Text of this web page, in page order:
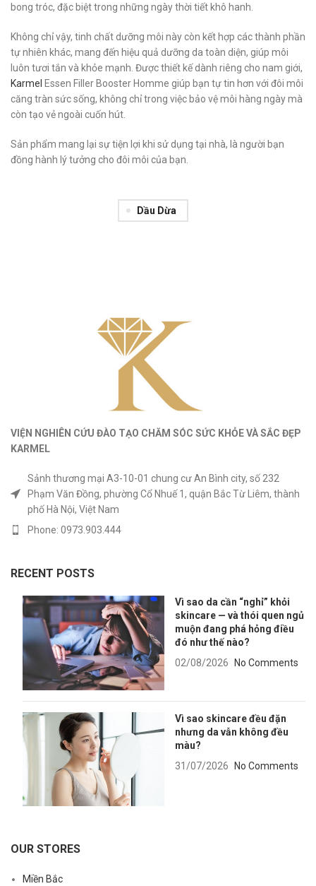
bong tróc, đặc biệt trong những ngày thời tiết khô hanh.
Không chỉ vậy, tinh chất dưỡng môi này còn kết hợp các thành phần
tự nhiên khác, mang đến hiệu quả dưỡng da toàn diện, giúp môi
luôn tươi tắn và khỏe mạnh. Được thiết kế dành riêng cho nam giới,
Karmel Essen Filler Booster Homme giúp bạn tự tin hơn với đôi môi
căng tràn sức sống, không chỉ trong việc bảo vệ môi hàng ngày mà
còn tạo vẻ ngoài cuốn hút.
Sản phẩm mang lại sự tiện lợi khi sử dụng tại nhà, là người bạn
đồng hành lý tưởng cho đôi môi của bạn.
Dầu Dừa
VIỆN NGHIÊN CỨU ĐÀO TẠO CHĂM SÓC SỨC KHỎEVÀSẮC ĐẸP
KARMEL
Sảnh thương mại A3-10-01 chung cư An Bình city, số 232
Phạm Văn Đồng, phường Cổ Nhuế 1, quận Bắc Từ Liêm, thành
phố Hà Nội, Việt Nam
Phone: 0973.903.444
RECENT POSTS
Vì sao da cần “nghỉ” khỏi
skincare — và thói quen ngủ
muộn đang phá hỏng điều
đó như thế nào?
02/08/2026
No Comments
Vì sao skincare đều đặn
nhưng da vẫn không đều
màu?
31/07/2026
No Comments
OUR STORES
Miền Bắc